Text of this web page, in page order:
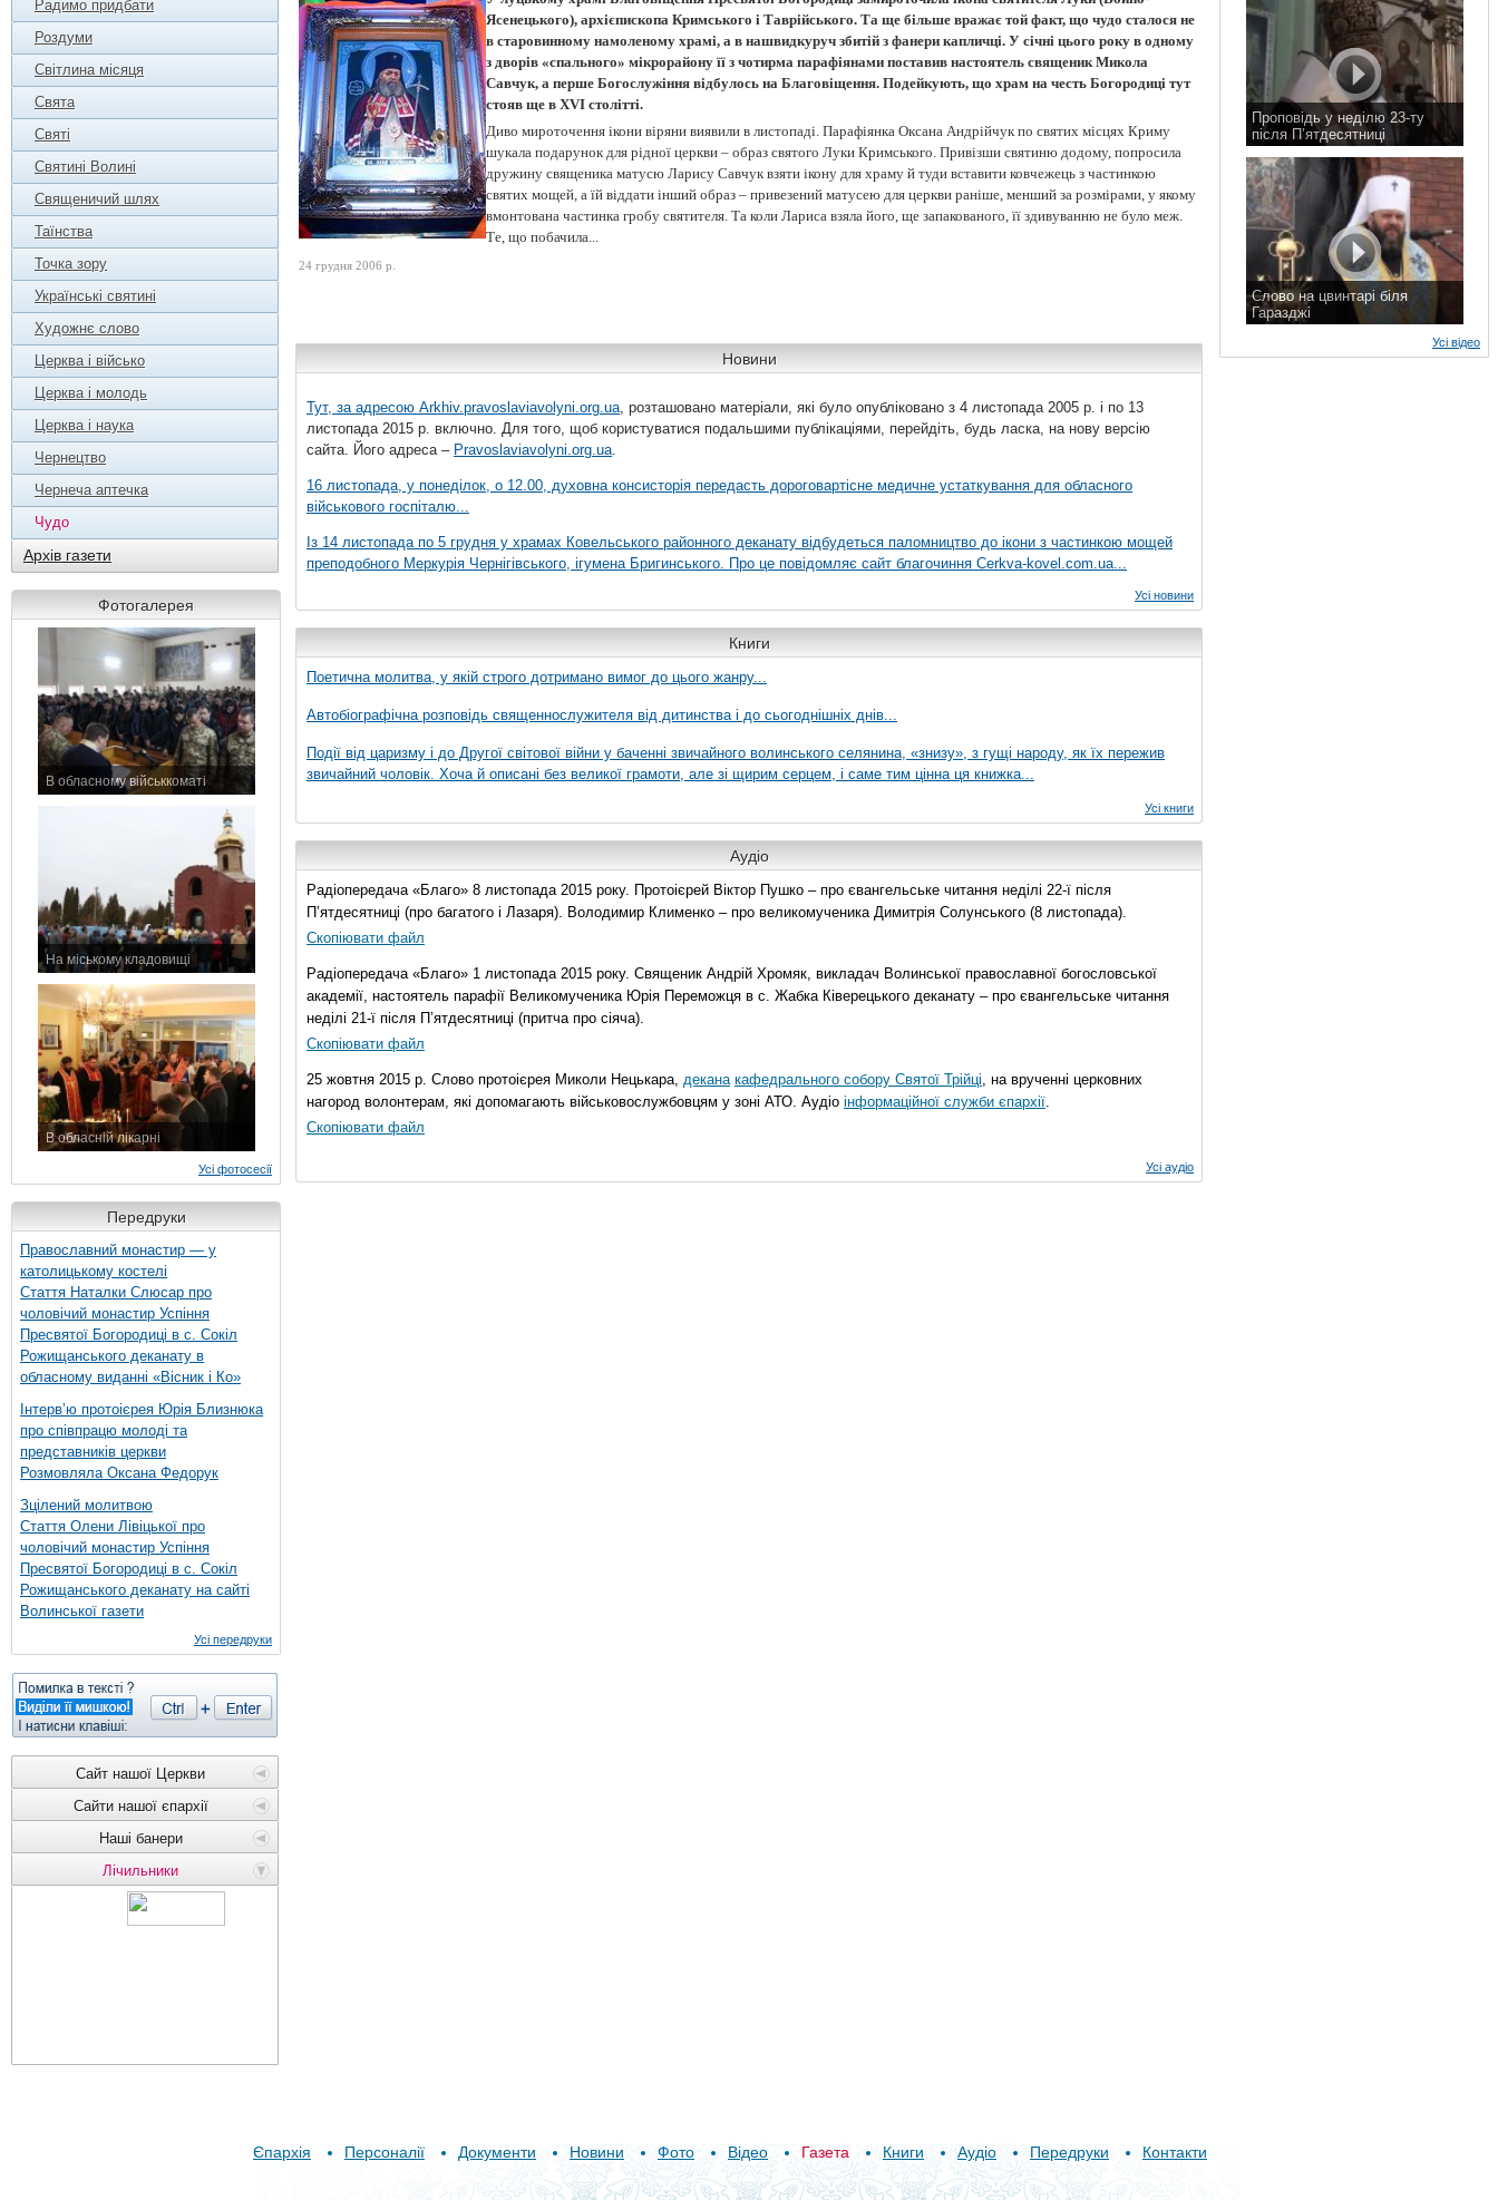
Радимо придбати
Роздуми
Світлина місяця
Свята
Святі
Святині Волині
Священичий шлях
Таїнства
Точка зору
Українські святині
Художнє слово
Церква і військо
Церква і молодь
Церква і наука
Чернецтво
Чернеча аптечка
Чудо
Архів газети
Фотогалерея
В обласному військкоматі
На міському кладовищі
В обласній лікарні
Усі фотосесії
Передруки
Православний монастир — у
католицькому костелі
Стаття Наталки Слюсар про
чоловічий монастир Успіння
Пресвятої Богородиці в с. Сокіл
Рожищанського деканату в
обласному виданні «Вісник і Ко»
Інтерв’ю протоієрея Юрія Близнюка
про співпрацю молоді та
представників церкви
Розмовляла Оксана Федорук
Зцілений молитвою
Стаття Олени Лівіцької про
чоловічий монастир Успіння
Пресвятої Богородиці в с. Сокіл
Рожищанського деканату на сайті
Волинської газети
Усі передруки
Сайт нашої Церкви
Сайти нашої єпархії
Наші банери
Лічильники
Ясенецького), архієпископа Кримського і Таврійського. Та ще більше вражає той факт, що чудо сталося не
в старовинному намоленому храмі, а в нашвидкуруч збитій з фанери капличці. У січні цього року в одному
з дворів «спального» мікрорайону її з чотирма парафіянами поставив настоятель священик Микола
Савчук, а перше Бо­гослужіння відбулось на Благовіщення. Подейкують, що храм на честь Богородиці тут
стояв ще в ХVІ столітті.
Диво мироточення ікони віряни виявили в листопаді. Парафіянка Оксана Андрійчук по святих місцях Криму
шукала подарунок для рідної церкви – образ святого Луки Кримського. Привізши святиню додому, попросила
дружину священика матусю Ларису Савчук взяти ікону для храму й туди вставити ковчежець з частинкою
святих мощей, а їй віддати інший образ – привезений матусею для церкви раніше, менший за розмірами, у якому
вмонтована частинка гробу святителя. Та коли Лариса взяла його, ще запакованого, її здивуванню не було меж.
Те, що побачила...
24 грудня 2006 р.
Новини
Тут, за адресою Arkhiv.pravoslaviavolyni.org.ua, розташовано матеріали, які було опубліковано з 4 листопада 2005 р. і по 13
листопада 2015 р. включно. Для того, щоб користуватися подальшими публікаціями, перейдіть, будь ласка, на нову версію
сайта. Його адреса – Pravoslaviavolyni.org.ua.
16 листопада, у понеділок, о 12.00, духовна консисторія передасть дороговартісне медичне устаткування для обласного
військового госпіталю...
Із 14 листопада по 5 грудня у храмах Ковельського районного деканату відбудеться паломництво до ікони з частинкою мощей
преподобного Меркурія Чернігівського, ігумена Бригинського. Про це повідомляє сайт благочиння Сerkva-kovel.com.ua...
Усі новини
Книги
Поетична молитва, у якій строго дотримано вимог до цього жанру...
Автобіографічна розповідь священнослужителя від дитинства і до сьогоднішніх днів...
Події від царизму і до Другої світової війни у баченні звичайного волинського селянина, «знизу», з гущі народу, як їх пережив
звичайний чоловік. Хоча й описані без великої грамоти, але зі щирим серцем, і саме тим цінна ця книжка...
Усі книги
Аудіо
Радіопередача «Благо» 8 листопада 2015 року. Протоієрей Віктор Пушко – про євангельське читання неділі 22-ї після
П’ятдесятниці (про багатого і Лазаря). Володимир Клименко – про великомученика Димитрія Солунського (8 листопада).
Скопіювати файл
Радіопередача «Благо» 1 листопада 2015 року. Священик Андрій Хромяк, викладач Волинської православної богословської
академії, настоятель парафії Великомученика Юрія Переможця в с. Жабка Ківерецького деканату – про євангельське читання
неділі 21-ї після П’ятдесятниці (притча про сіяча).
Скопіювати файл
25 жовтня 2015 р. Слово протоієрея Миколи Нецькара, декана кафедрального собору Святої Трійці, на врученні церковних
нагород волонтерам, які допомагають військовослужбовцям у зоні АТО. Аудіо інформаційної служби єпархії.
Скопіювати файл
Усі аудіо
Проповідь у неділю 23-ту
після П’ятдесятниці
Слово на цвинтарі біля
Гаразджі
Усі відео
Єпархія Персоналії Документи Новини Фото Відео Газета Книги Аудіо Передруки Контакти